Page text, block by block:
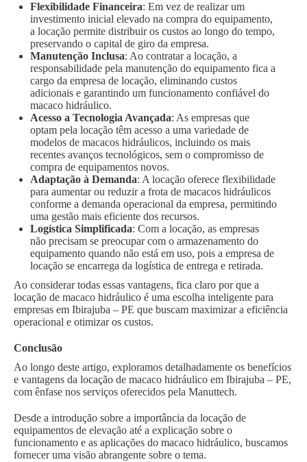
Flexibilidade Financeira: Em vez de realizar um
investimento inicial elevado na compra do equipamento,
a locação permite distribuir os custos ao longo do tempo,
preservando o capital de giro da empresa.
Manutenção Inclusa: Ao contratar a locação, a
responsabilidade pela manutenção do equipamento fica a
cargo da empresa de locação, eliminando custos
adicionais e garantindo um funcionamento confiável do
macaco hidráulico.
Acesso a Tecnologia Avançada: As empresas que
optam pela locação têm acesso a uma variedade de
modelos de macacos hidráulicos, incluindo os mais
recentes avanços tecnológicos, sem o compromisso de
compra de equipamentos novos.
Adaptação à Demanda: A locação oferece flexibilidade
para aumentar ou reduzir a frota de macacos hidráulicos
conforme a demanda operacional da empresa, permitindo
uma gestão mais eficiente dos recursos.
Logística Simplificada: Com a locação, as empresas
não precisam se preocupar com o armazenamento do
equipamento quando não está em uso, pois a empresa de
locação se encarrega da logística de entrega e retirada.
Ao considerar todas essas vantagens, fica claro por que a
locação de macaco hidráulico é uma escolha inteligente para
empresas em Ibirajuba – PE que buscam maximizar a eficiência
operacional e otimizar os custos.
Conclusão
Ao longo deste artigo, exploramos detalhadamente os benefícios
e vantagens da locação de macaco hidráulico em Ibirajuba – PE,
com ênfase nos serviços oferecidos pela Manuttech.
Desde a introdução sobre a importância da locação de
equipamentos de elevação até a explicação sobre o
funcionamento e as aplicações do macaco hidráulico, buscamos
fornecer uma visão abrangente sobre o tema.